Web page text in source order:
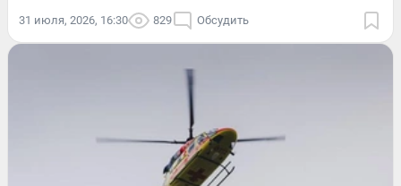
31 июля, 2026, 16:30 829 Обсудить